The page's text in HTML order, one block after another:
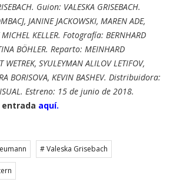
Guion: VALESKA GRISEBACH.
JANINE JACKOWSKI, MAREN ADE,
MICHEL KELLER. Fotografía: BERNHARD
BÖHLER. Reparto: MEINHARD
SYULEYMAN ALILOV LETIFOV,
BORISOVA, KEVIN BASHEV. Distribuidora:
Estreno: 15 de junio de 2018.
entrada aquí.
# Valeska Grisebach